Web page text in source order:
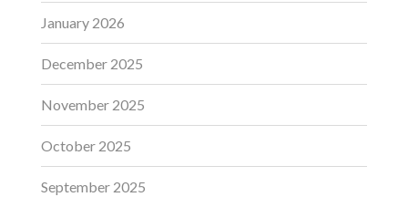
January 2026
December 2025
November 2025
October 2025
September 2025